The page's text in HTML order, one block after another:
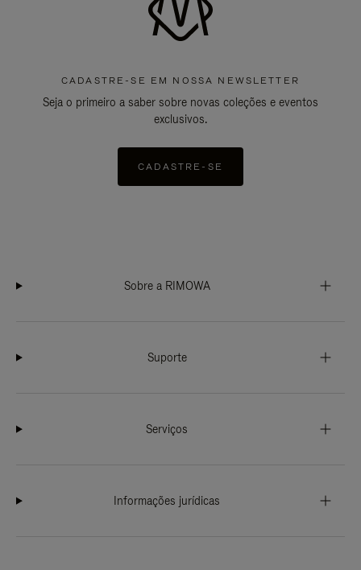
CADASTRE-SE EM NOSSA NEWSLETTER
Seja o primeiro a saber sobre novas coleções e eventos
exclusivos.
CADASTRE-SE
Sobre a RIMOWA
Suporte
Serviços
Informações jurídicas